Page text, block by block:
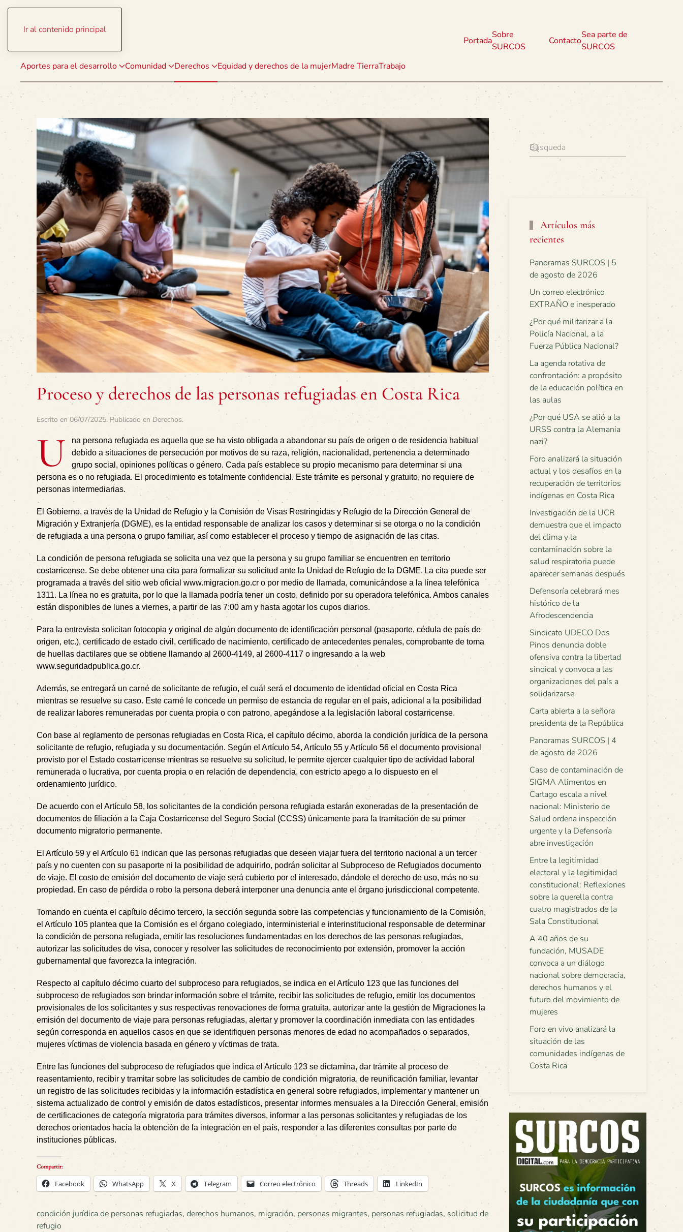
Ir al contenido principal
Aportes para el desarrollo Comunidad Derechos Equidad y derechos de la mujerMadre TierraTrabajo
Portada
Sobre
SURCOS
Contacto
Sea parte de
SURCOS
Proceso y derechos de las personas refugiadas en Costa Rica
Escrito en 06/07/2025. Publicado en Derechos.
U
na persona refugiada es aquella que se ha visto obligada a abandonar su país de origen o de residencia habitual
debido a situaciones de persecución por motivos de su raza, religión, nacionalidad, pertenencia a determinado
grupo social, opiniones políticas o género. Cada país establece su propio mecanismo para determinar si una
persona es o no refugiada. El procedimiento es totalmente confidencial. Este trámite es personal y gratuito, no requiere de
personas intermediarias.
El Gobierno, a través de la Unidad de Refugio y la Comisión de Visas Restringidas y Refugio de la Dirección General de
Migración y Extranjería (DGME), es la entidad responsable de analizar los casos y determinar si se otorga o no la condición
de refugiada a una persona o grupo familiar, así como establecer el proceso y tiempo de asignación de las citas.
La condición de persona refugiada se solicita una vez que la persona y su grupo familiar se encuentren en territorio
costarricense. Se debe obtener una cita para formalizar su solicitud ante la Unidad de Refugio de la DGME. La cita puede ser
programada a través del sitio web oficial www.migracion.go.cr o por medio de llamada, comunicándose a la línea telefónica
1311. La línea no es gratuita, por lo que la llamada podría tener un costo, definido por su operadora telefónica. Ambos canales
están disponibles de lunes a viernes, a partir de las 7:00 am y hasta agotar los cupos diarios.
Para la entrevista solicitan fotocopia y original de algún documento de identificación personal (pasaporte, cédula de país de
origen, etc.), certificado de estado civil, certificado de nacimiento, certificado de antecedentes penales, comprobante de toma
de huellas dactilares que se obtiene llamando al 2600-4149, al 2600-4117 o ingresando a la web
www.seguridadpublica.go.cr.
Además, se entregará un carné de solicitante de refugio, el cuál será el documento de identidad oficial en Costa Rica
mientras se resuelve su caso. Este carné le concede un permiso de estancia de regular en el país, adicional a la posibilidad
de realizar labores remuneradas por cuenta propia o con patrono, apegándose a la legislación laboral costarricense.
Con base al reglamento de personas refugiadas en Costa Rica, el capítulo décimo, aborda la condición jurídica de la persona
solicitante de refugio, refugiada y su documentación. Según el Artículo 54, Artículo 55 y Artículo 56 el documento provisional
provisto por el Estado costarricense mientras se resuelve su solicitud, le permite ejercer cualquier tipo de actividad laboral
remunerada o lucrativa, por cuenta propia o en relación de dependencia, con estricto apego a lo dispuesto en el
ordenamiento jurídico.
De acuerdo con el Artículo 58, los solicitantes de la condición persona refugiada estarán exoneradas de la presentación de
documentos de filiación a la Caja Costarricense del Seguro Social (CCSS) únicamente para la tramitación de su primer
documento migratorio permanente.
El Artículo 59 y el Artículo 61 indican que las personas refugiadas que deseen viajar fuera del territorio nacional a un tercer
país y no cuenten con su pasaporte ni la posibilidad de adquirirlo, podrán solicitar al Subproceso de Refugiados documento
de viaje. El costo de emisión del documento de viaje será cubierto por el interesado, dándole el derecho de uso, más no su
propiedad. En caso de pérdida o robo la persona deberá interponer una denuncia ante el órgano jurisdiccional competente.
Tomando en cuenta el capítulo décimo tercero, la sección segunda sobre las competencias y funcionamiento de la Comisión,
el Artículo 105 plantea que la Comisión es el órgano colegiado, interministerial e interinstitucional responsable de determinar
la condición de persona refugiada, emitir las resoluciones fundamentadas en los derechos de las personas refugiadas,
autorizar las solicitudes de visa, conocer y resolver las solicitudes de reconocimiento por extensión, promover la acción
gubernamental que favorezca la integración.
Respecto al capítulo décimo cuarto del subproceso para refugiados, se indica en el Artículo 123 que las funciones del
subproceso de refugiados son brindar información sobre el trámite, recibir las solicitudes de refugio, emitir los documentos
provisionales de los solicitantes y sus respectivas renovaciones de forma gratuita, autorizar ante la gestión de Migraciones la
emisión del documento de viaje para personas refugiadas, alertar y promover la coordinación inmediata con las entidades
según corresponda en aquellos casos en que se identifiquen personas menores de edad no acompañados o separados,
mujeres víctimas de violencia basada en género y víctimas de trata.
Entre las funciones del subproceso de refugiados que indica el Artículo 123 se dictamina, dar trámite al proceso de
reasentamiento, recibir y tramitar sobre las solicitudes de cambio de condición migratoria, de reunificación familiar, levantar
un registro de las solicitudes recibidas y la información estadística en general sobre refugiados, implementar y mantener un
sistema actualizado de control y emisión de datos estadísticos, presentar informes mensuales a la Dirección General, emisión
de certificaciones de categoría migratoria para trámites diversos, informar a las personas solicitantes y refugiadas de los
derechos orientados hacia la obtención de la integración en el país, responder a las diferentes consultas por parte de
instituciones públicas.
Compartir:
Facebook WhatsApp X Telegram Correo electrónico Threads LinkedIn
condición jurídica de personas refugiadas, derechos humanos, migración, personas migrantes, personas refugiadas, solicitud de
refugio
Artículos más
recientes
Panoramas SURCOS | 5
de agosto de 2026
Un correo electrónico
EXTRAÑO e inesperado
¿Por qué militarizar a la
Policía Nacional, a la
Fuerza Pública Nacional?
La agenda rotativa de
confrontación: a propósito
de la educación política en
las aulas
¿Por qué USA se alió a la
URSS contra la Alemania
nazi?
Foro analizará la situación
actual y los desafíos en la
recuperación de territorios
indígenas en Costa Rica
Investigación de la UCR
demuestra que el impacto
del clima y la
contaminación sobre la
salud respiratoria puede
aparecer semanas después
Defensoría celebrará mes
histórico de la
Afrodescendencia
Sindicato UDECO Dos
Pinos denuncia doble
ofensiva contra la libertad
sindical y convoca a las
organizaciones del país a
solidarizarse
Carta abierta a la señora
presidenta de la República
Panoramas SURCOS | 4
de agosto de 2026
Caso de contaminación de
SIGMA Alimentos en
Cartago escala a nivel
nacional: Ministerio de
Salud ordena inspección
urgente y la Defensoría
abre investigación
Entre la legitimidad
electoral y la legitimidad
constitucional: Reflexiones
sobre la querella contra
cuatro magistrados de la
Sala Constitucional
A 40 años de su
fundación, MUSADE
convoca a un diálogo
nacional sobre democracia,
derechos humanos y el
futuro del movimiento de
mujeres
Foro en vivo analizará la
situación de las
comunidades indígenas de
Costa Rica